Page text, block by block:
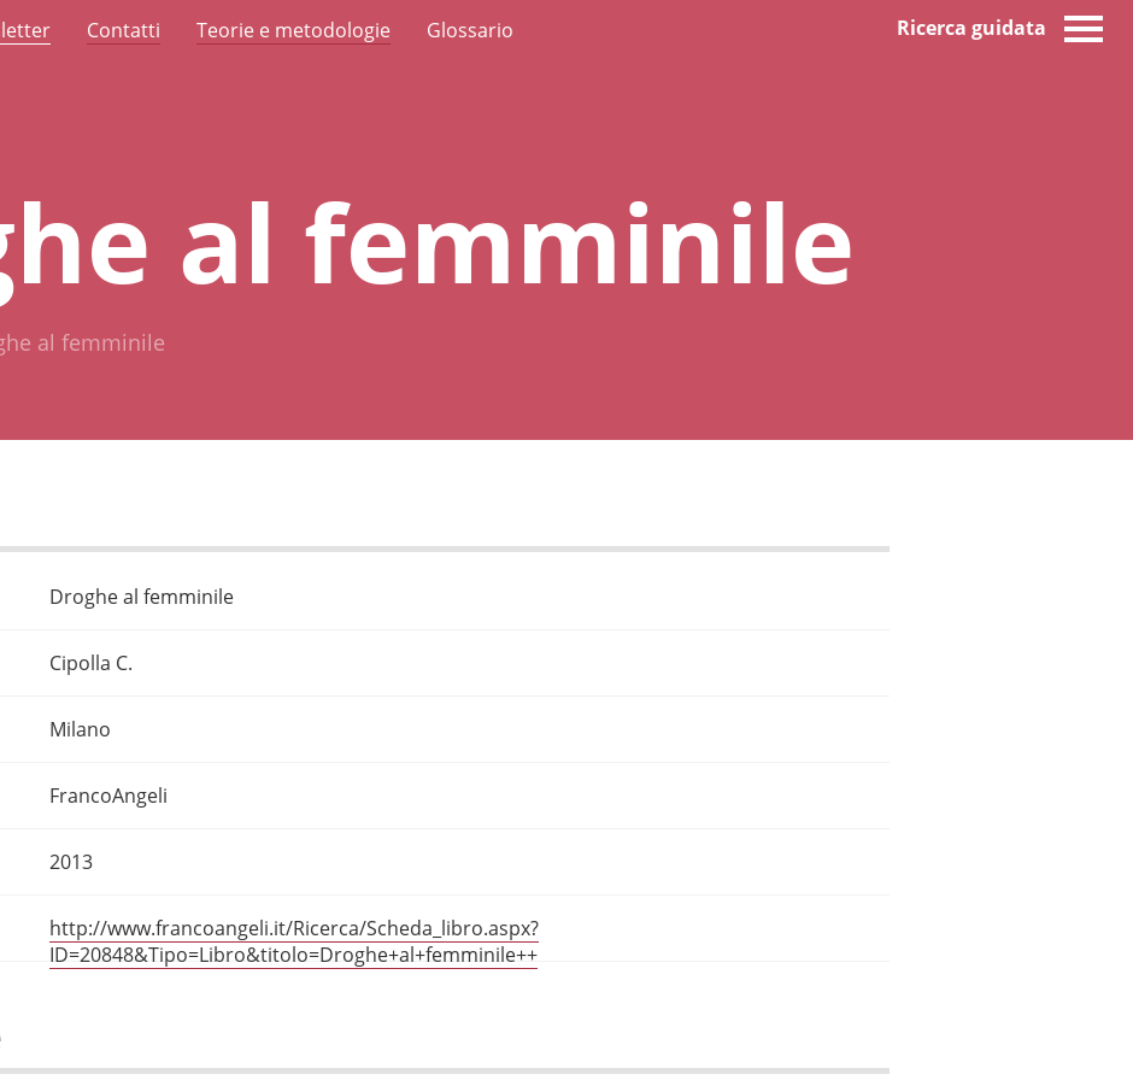
Contatti Teorie e metodologie Glossario Ricerca guidata
al femminile
al femminile
Droghe al femminile
Cipolla C.
Milano
FrancoAngeli
2013
http://www.francoangeli.it/Ricerca/Scheda_libro.aspx?
ID=20848&Tipo=Libro&titolo=Droghe+al+femminile++